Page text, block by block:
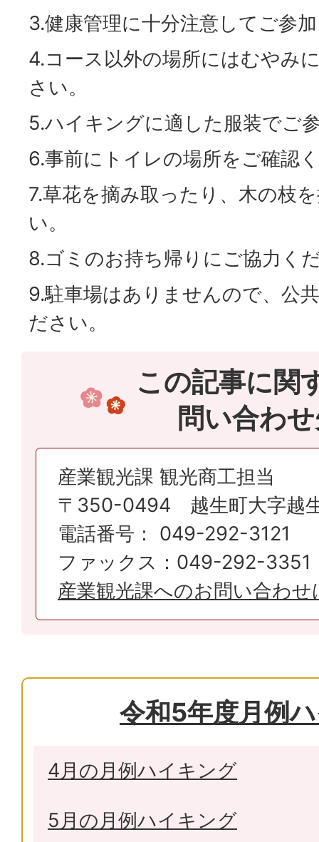
3.健康管理に十分注意してご参
4.コース以外の場所にはむやみ
さい。
5.ハイキングに適した服装でご
6.事前にトイレの場所をご確認
7.草花を摘み取ったり、木の枝
い。
8.ゴミのお持ち帰りにご協力く
9.駐車場はありませんので、公
ださい。
この記事に関
問い合わ
産業観光課 観光商工担当
〒350-0494 越生町大字越
電話番号： 049-292-3121
ファックス：049-292-3351
産業観光課へのお問い合わ
令和5年度月例
4月の月例ハイキング
5月の月例ハイキング